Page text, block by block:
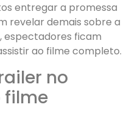
entregar a promessa
revelar demais sobre a
espectadores ficam
ao filme completo.
no
filme